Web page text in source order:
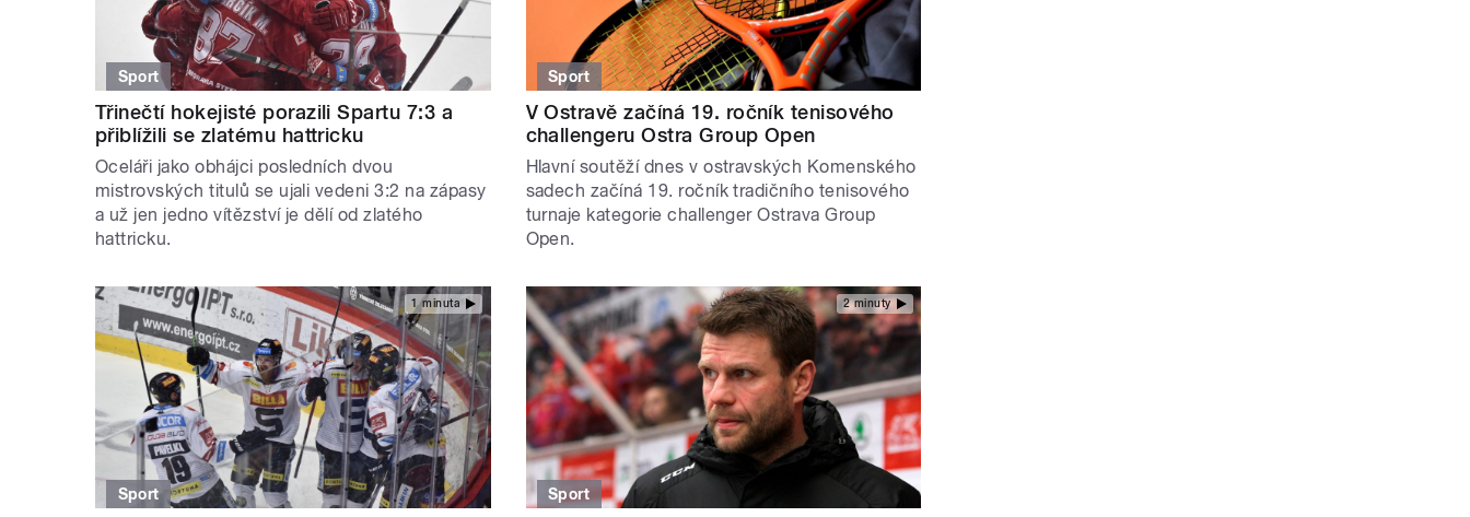
Sport
Třinečtí hokejisté porazili Spartu 7:3 a
přiblížili se zlatému hattricku
Oceláři jako obhájci posledních dvou
mistrovských titulů se ujali vedeni 3:2 na zápasy
a už jen jedno vítězství je dělí od zlatého
hattricku.
Sport
V Ostravě začíná 19. ročník tenisového
challengeru Ostra Group Open
Hlavní soutěží dnes v ostravských Komenského
sadech začíná 19. ročník tradičního tenisového
turnaje kategorie challenger Ostrava Group
Open.
1 minuta
Sport
2 minuty
Sport